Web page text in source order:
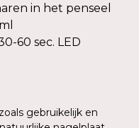
in het penseel
60 sec. LED
gebruikelijk en